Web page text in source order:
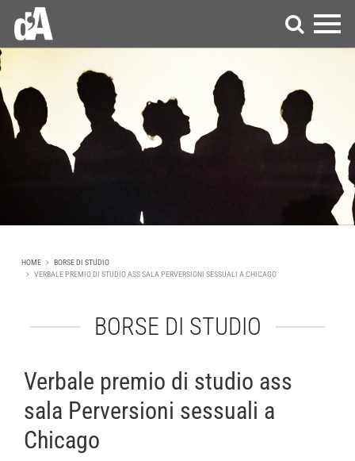
HOME
BORSE DI STUDIO
VERBALE PREMIO DI STUDIO ASS SALA PERVERSIONI SESSUALI A CHICAGO
BORSE DI STUDIO
Verbale premio di studio ass
sala Perversioni sessuali a
Chicago